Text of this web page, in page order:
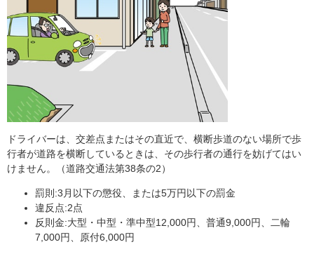
ドライバーは、交差点またはその直近で、横断歩道のない場所で歩
行者が道路を横断しているときは、その歩行者の通行を妨げてはい
けません。（道路交通法第38条の2）
罰則:3月以下の懲役、または5万円以下の罰金
違反点:2点
反則金:大型・中型・準中型12,000円、普通9,000円、二輪
7,000円、原付6,000円